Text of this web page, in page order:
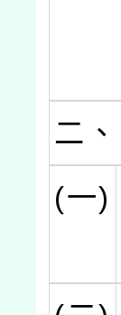
二、
(一)